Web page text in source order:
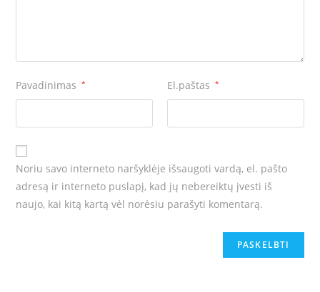
Pavadinimas * El.paštas *
Noriu savo interneto naršyklėje išsaugoti vardą, el. pašto
adresą ir interneto puslapį, kad jų nebereiktų įvesti iš
naujo, kai kitą kartą vėl norėsiu parašyti komentarą.